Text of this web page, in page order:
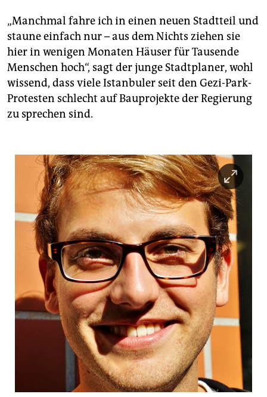
„Manchmal fahre ich in einen neuen Stadtteil und
staune einfach nur – aus dem Nichts ziehen sie
hier in wenigen Monaten Häuser für Tausende
Menschen hoch“, sagt der junge Stadtplaner, wohl
wissend, dass viele Istanbuler seit den Gezi-Park-
Protesten schlecht auf Bauprojekte der Regierung
zu sprechen sind.